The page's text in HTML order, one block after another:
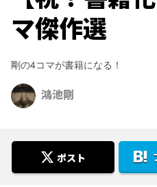
マ傑作選
剛の4コマが書籍になる！
鴻池剛
ポスト